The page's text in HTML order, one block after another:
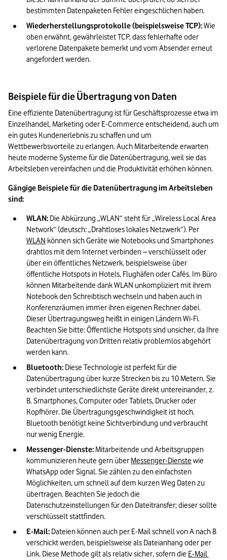
bestimmten Datenpaketen Fehler eingeschlichen haben.
Wiederherstellungsprotokolle (beispielsweise TCP): Wie
oben erwähnt, gewährleistet TCP, dass fehlerhafte oder
verlorene Datenpakete bemerkt und vom Absender erneut
angefordert werden.
Beispiele für die Übertragung von Daten
Eine effiziente Datenübertragung ist für Geschäftsprozesse etwa im
Einzelhandel, Marketing oder E-Commerce entscheidend, auch um
ein gutes Kundenerlebnis zu schaffen und um
Wettbewerbsvorteile zu erlangen. Auch Mitarbeitende erwarten
heute moderne Systeme für die Datenübertragung, weil sie das
Arbeitsleben vereinfachen und die Produktivität erhöhen können.
Gängige Beispiele für die Datenübertragung im Arbeitsleben
sind:
WLAN: Die Abkürzung „WLAN“ steht für „Wireless Local Area
WLAN können sich Geräte wie Notebooks und Smartphones
drahtlos mit dem Internet verbinden – verschlüsselt oder
über ein öffentliches Netzwerk, beispielsweise über
öffentliche Hotspots in Hotels, Flughäfen oder Cafés. Im Büro
können Mitarbeitende dank WLAN unkompliziert mit ihrem
Notebook den Schreibtisch wechseln und haben auch in
Konferenzräumen immer ihren eigenen Rechner dabei.
Dieser Übertragungsweg heißt in einigen Ländern Wi-Fi.
Beachten Sie bitte: Öffentliche Hotspots sind unsicher, da Ihre
Datenübertragung von Dritten relativ problemlos abgehört
werden kann.
Bluetooth: Diese Technologie ist perfekt für die
Datenübertragung über kurze Strecken bis zu 10 Metern. Sie
verbindet unterschiedlichste Geräte direkt untereinander, z.
B. Smartphones, Computer oder Tablets, Drucker oder
Kopfhörer. Die Übertragungsgeschwindigkeit ist hoch.
Bluetooth benötigt keine Sichtverbindung und verbraucht
nur wenig Energie.
Messenger-Dienste: Mitarbeitende und Arbeitsgruppen
kommunizieren heute gern über Messenger-Dienste wie
WhatsApp oder Signal. Sie zählen zu den einfachsten
Möglichkeiten, um schnell auf dem kurzen Weg Daten zu
übertragen. Beachten Sie jedoch die
Datenschutzeinstellungen für den Dateitransfer; dieser sollte
verschlüsselt stattfinden.
E-Mail: Dateien können auch per E-Mail schnell von A nach B
verschickt werden, beispielsweise als Dateianhang oder per
Link. Diese Methode gilt als relativ sicher, sofern die E-Mail